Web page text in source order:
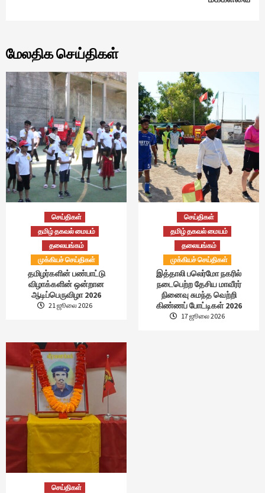
மேலதிக செய்திகள்
செய்திகள்
தமிழ் தகவல் மையம்
தலையங்கம்
முக்கியச் செய்திகள்
தமிழர்களின் பண்பாட்டு
விழாக்களின் ஒன்றான
ஆடிப்பெருவிழா 2026
21 ஜூலை 2026
செய்திகள்
தமிழ் தகவல் மையம்
தலையங்கம்
முக்கியச் செய்திகள்
இத்தாலி பலெர்மோ நகரில்
நடைபெற்ற தேசிய மாவீரர்
நினைவு சுமந்த வெற்றி
கிண்ணப் போட்டிகள் 2026
17 ஜூலை 2026
செய்திகள்